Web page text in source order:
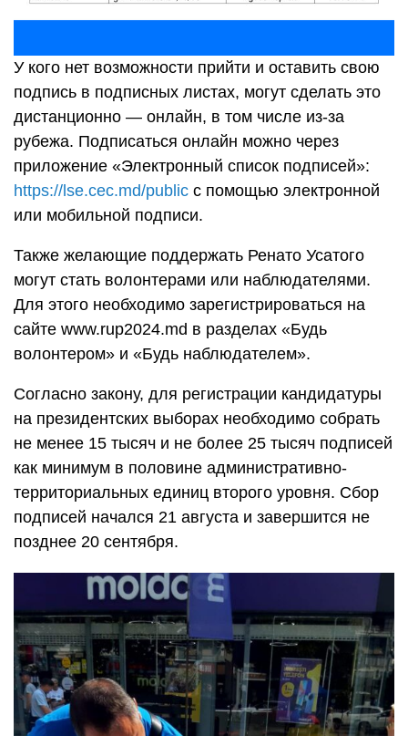
У кого нет возможности прийти и оставить свою
подпись в подписных листах, могут сделать это
дистанционно — онлайн, в том числе из-за
рубежа. Подписаться онлайн можно через
приложение «Электронный список подписей»:
https://lse.cec.md/public с помощью электронной
или мобильной подписи.
Также желающие поддержать Ренато Усатого
могут стать волонтерами или наблюдателями.
Для этого необходимо зарегистрироваться на
сайте www.rup2024.md в разделах «Будь
волонтером» и «Будь наблюдателем».
Согласно закону, для регистрации кандидатуры
на президентских выборах необходимо собрать
не менее 15 тысяч и не более 25 тысяч подписей
как минимум в половине административно-
территориальных единиц второго уровня. Сбор
подписей начался 21 августа и завершится не
позднее 20 сентября.